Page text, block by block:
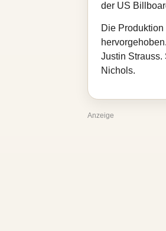
der US
Die
Justin Strauss.
Nichols.
Anzeige